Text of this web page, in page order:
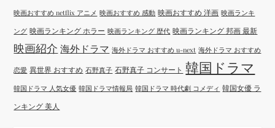
映画おすすめ netflix アニメ 映画おすすめ 感動 映画おすすめ 洋画 映画ランキ
ング 映画ランキング ホラー 映画ランキング 歴代 映画ランキング 邦画 最新
映画紹介 海外ドラマ 海外ドラマ おすすめ u-next 海外ドラマ おすすめ
恋愛 異世界 おすすめ 石野真子 石野真子 コンサート 韓国ドラマ
韓国ドラマ 人気女優 韓国ドラマ情報局 韓国ドラマ 時代劇 コメディ 韓国女優 ラ
ンキング 美人